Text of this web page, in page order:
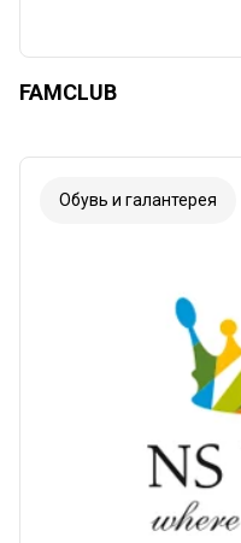
FAMCLUB
Обувь и галантерея